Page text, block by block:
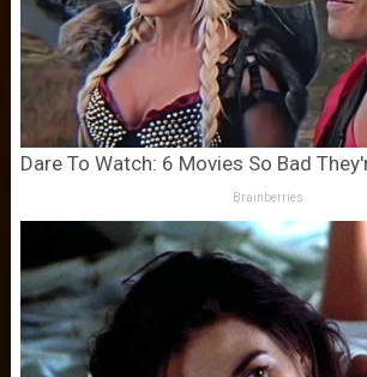
Dare To Watch: 6 Movies So Bad
Brainberries